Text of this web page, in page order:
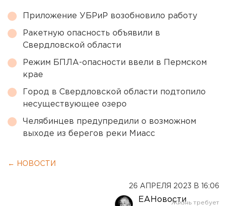
Приложение УБРиР возобновило работу
Ракетную опасность объявили в
Свердловской области
Режим БПЛА-опасности ввели в Пермском
крае
Город в Свердловской области подтопило
несуществующее озеро
Челябинцев предупредили о возможном
выходе из берегов реки Миасс
← НОВОСТИ
26 АПРЕЛЯ 2023 В 16:06
ЕАНовости